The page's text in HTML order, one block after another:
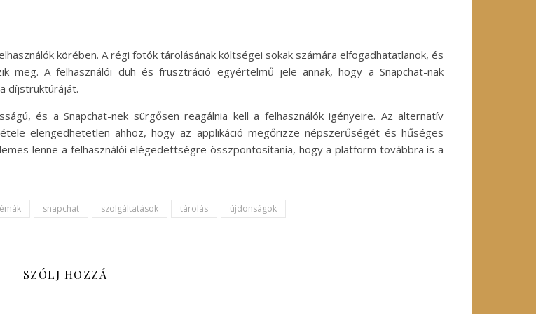
körében. A régi fotók tárolásának költségei sokak számára elfogadhatatlanok, és
meg. A felhasználói düh és frusztráció egyértelmű jele annak, hogy a Snapchat-nak
díjstruktúráját.
és a Snapchat-nek sürgősen reagálnia kell a felhasználók igényeire. Az alternatív
elengedhetetlen ahhoz, hogy az applikáció megőrizze népszerűségét és hűséges
lenne a felhasználói elégedettségre összpontosítania, hogy a platform továbbra is a
snapchat szolgáltatások tárolás újdonságok
SZÓLJ HOZZÁ